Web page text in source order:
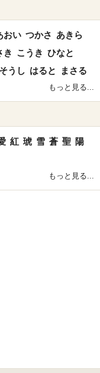
おい つかさ あきら
き こうき ひなと
そうし はると まさる
もっと見る...
紅 琥 雪 蒼 聖 陽
もっと見る...